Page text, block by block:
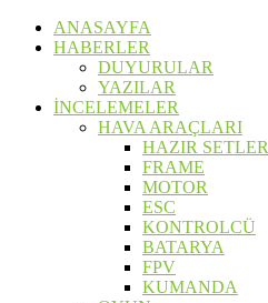
ANASAYFA
HABERLER
DUYURULAR
YAZILAR
İNCELEMELER
HAVA ARAÇLARI
HAZIR SETLER
FRAME
MOTOR
ESC
KONTROLCÜ
BATARYA
FPV
KUMANDA